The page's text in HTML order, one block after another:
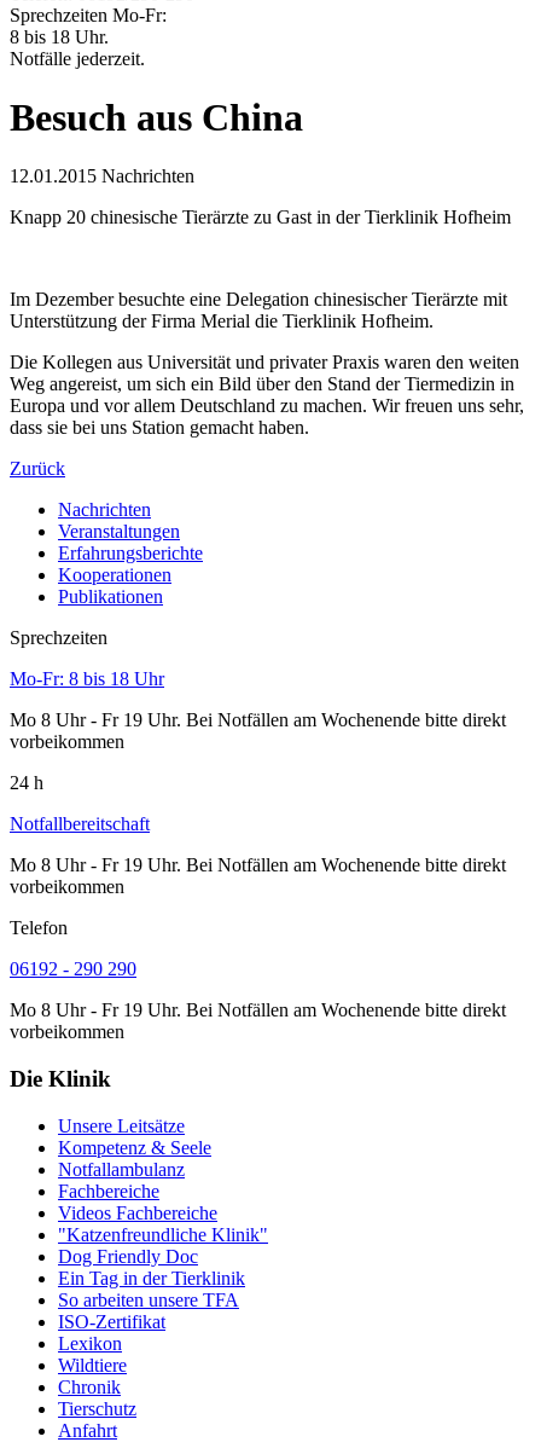
Sprechzeiten Mo-Fr:
8 bis 18 Uhr.
Notfälle jederzeit.
Besuch aus China
12.01.2015 Nachrichten
Knapp 20 chinesische Tierärzte zu Gast in der Tierklinik Hofheim
Im Dezember besuchte eine Delegation chinesischer Tierärzte mit
Unterstützung der Firma Merial die Tierklinik Hofheim.
Die Kollegen aus Universität und privater Praxis waren den weiten
Weg angereist, um sich ein Bild über den Stand der Tiermedizin in
Europa und vor allem Deutschland zu machen. Wir freuen uns sehr,
dass sie bei uns Station gemacht haben.
Zurück
Nachrichten
Veranstaltungen
Erfahrungsberichte
Kooperationen
Publikationen
Sprechzeiten
Mo-Fr: 8 bis 18 Uhr
Mo 8 Uhr - Fr 19 Uhr. Bei Notfällen am Wochenende bitte direkt
vorbeikommen
24 h
Notfallbereitschaft
Mo 8 Uhr - Fr 19 Uhr. Bei Notfällen am Wochenende bitte direkt
vorbeikommen
Telefon
06192 - 290 290
Mo 8 Uhr - Fr 19 Uhr. Bei Notfällen am Wochenende bitte direkt
vorbeikommen
Die Klinik
Unsere Leitsätze
Kompetenz & Seele
Notfallambulanz
Fachbereiche
Videos Fachbereiche
"Katzenfreundliche Klinik"
Dog Friendly Doc
Ein Tag in der Tierklinik
So arbeiten unsere TFA
ISO-Zertifikat
Lexikon
Wildtiere
Chronik
Tierschutz
Anfahrt